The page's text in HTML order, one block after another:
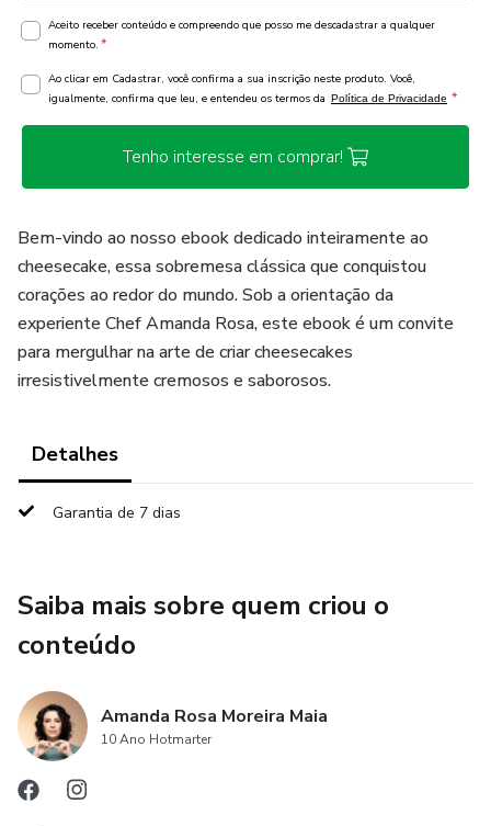
Aceito receber conteúdo e compreendo que posso me descadastrar a qualquer
momento. *
Ao clicar em Cadastrar, você confirma a sua inscrição neste produto. Você,
igualmente, confirma que leu, e entendeu os termos da Política de Privacidade *
Tenho interesse em comprar!
Bem-vindo ao nosso ebook dedicado inteiramente ao
cheesecake, essa sobremesa clássica que conquistou
corações ao redor do mundo. Sob a orientação da
experiente Chef Amanda Rosa, este ebook é um convite
para mergulhar na arte de criar cheesecakes
irresistivelmente cremosos e saborosos.
Detalhes
Garantia de 7 dias
Saiba mais sobre quem criou o
conteúdo
Amanda Rosa Moreira Maia
10 Ano Hotmarter